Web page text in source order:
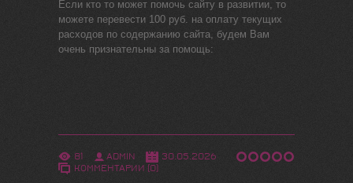
Если кто то может помочь сайту в развитии, то
можете перевести 100 руб. на оплату текущих
расходов по содержанию сайта, будем Вам
очень признательны за помощь:
81 ADMIN
30.05.2026
КОММЕНТАРИИ (0)